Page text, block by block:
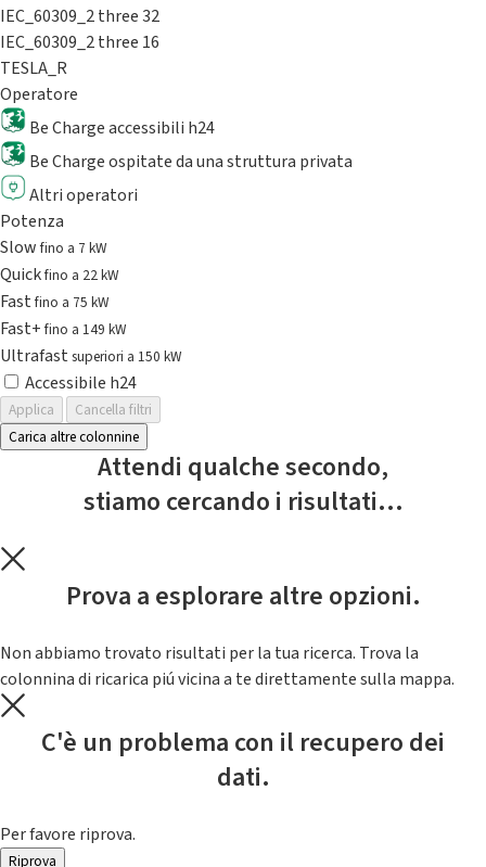
IEC_60309_2 three 32
IEC_60309_2 three 16
TESLA_R
Operatore
Be Charge accessibili h24
Be Charge ospitate da una struttura privata
Altri operatori
Potenza
Slowfino a 7 kW
Quickfino a 22 kW
Fastfino a 75 kW
Fast+fino a 149 kW
Ultrafast superiori a 150 kW
Accessibile h24
Applica
Cancella filtri
Carica altre colonnine
Attendi qualche secondo,
stiamo cercando i risultati...
Prova a esplorare altre opzioni.
Non abbiamo trovato risultati per la tua ricerca. Trova la
colonnina di ricarica piú vicina a te direttamente sulla mappa.
C'è un problema con il recupero dei
dati.
Per favore riprova.
Riprova